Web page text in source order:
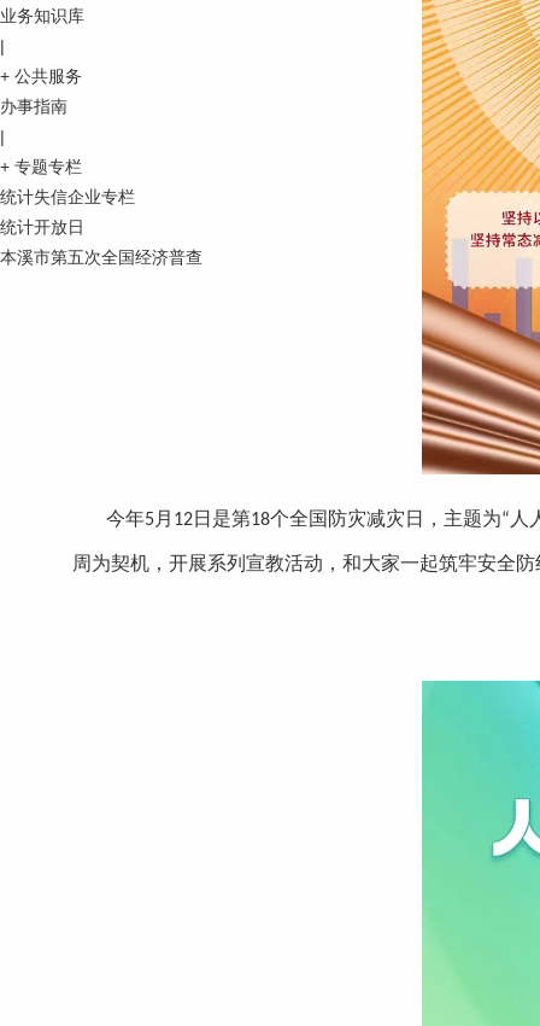
业务知识库
|
+ 公共服务
办事指南
|
+ 专题专栏
统计失信企业专栏
统计开放日
本溪市第五次全国经济普查
今年5月12日是第18个全国防灾减灾日，主题为“
周为契机，开展系列宣教活动，和大家一起筑牢安全防